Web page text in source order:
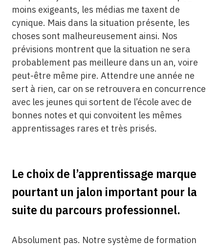
moins exigeants, les médias me taxent de
cynique. Mais dans la situation présente, les
choses sont malheureusement ainsi. Nos
prévisions montrent que la situation ne sera
probablement pas meilleure dans un an, voire
peut-être même pire. Attendre une année ne
sert à rien, car on se retrouvera en concurrence
avec les jeunes qui sortent de l’école avec de
bonnes notes et qui convoitent les mêmes
apprentissages rares et très prisés.
Le choix de l’apprentissage marque
pourtant un jalon important pour la
suite du parcours professionnel.
Absolument pas. Notre système de formation